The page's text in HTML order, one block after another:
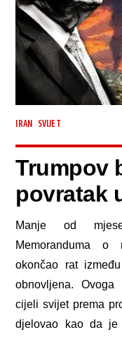
IRAN SVIJET
Trumpov
povratak
Manje od
Memoranduma o
okončao rat
obnovljena.
cijeli svijet prema
djelovao kao da je